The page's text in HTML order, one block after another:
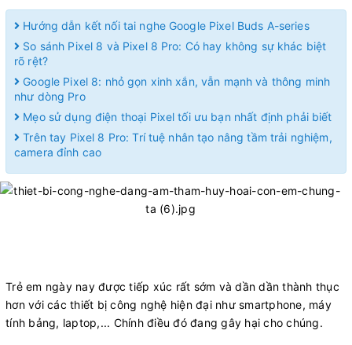
Hướng dẫn kết nối tai nghe Google Pixel Buds A-series
So sánh Pixel 8 và Pixel 8 Pro: Có hay không sự khác biệt
rõ rệt?
Google Pixel 8: nhỏ gọn xinh xắn, vẫn mạnh và thông minh
như dòng Pro
Mẹo sử dụng điện thoại Pixel tối ưu bạn nhất định phải biết
Trên tay Pixel 8 Pro: Trí tuệ nhân tạo nâng tầm trải nghiệm,
camera đỉnh cao
Trẻ em ngày nay được tiếp xúc rất sớm và dần dần thành thục
hơn với các thiết bị công nghệ hiện đại như smartphone, máy
tính bảng, laptop,... Chính điều đó đang gây hại cho chúng.